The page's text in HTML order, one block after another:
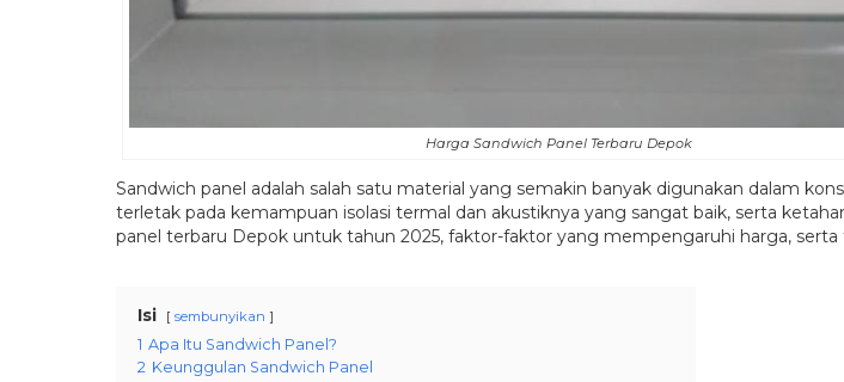
Harga Sandwich Panel Terbaru Depok
Sandwich panel adalah salah satu material yang semakin banyak digunakan dalam
terletak pada kemampuan isolasi termal dan akustiknya yang sangat baik, serta
panel terbaru Depok untuk tahun 2025, faktor-faktor yang mempengaruhi harga,
Isi sembunyikan
1 Apa Itu Sandwich Panel?
2 Keunggulan Sandwich Panel